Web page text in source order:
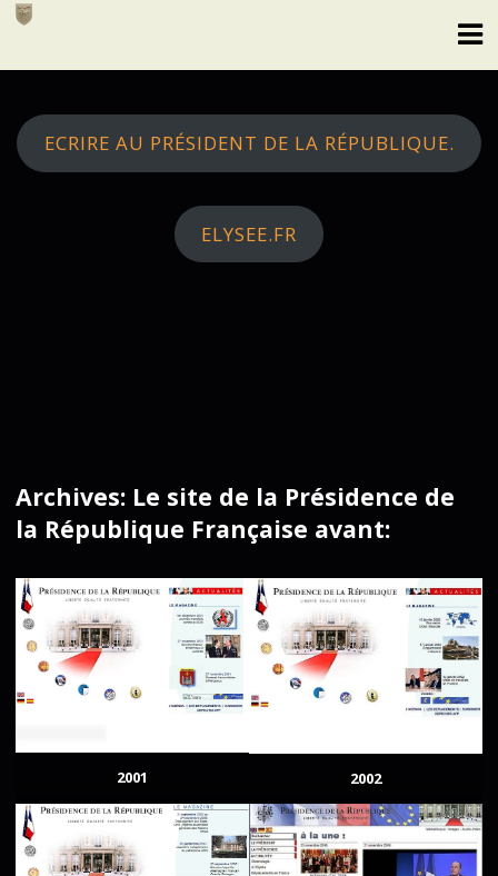
Skip
ECRIRE AU PRÉSIDENT DE LA RÉPUBLIQUE.
ELYSEE.FR
Archives: Le site de la Présidence de
la République Française avant:
2001 2002